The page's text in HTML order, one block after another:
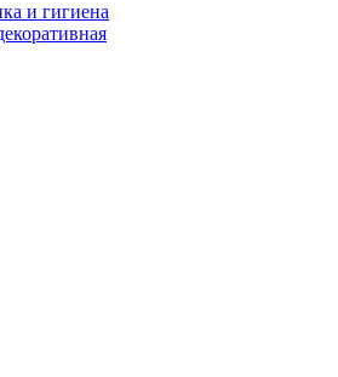
и гигиена